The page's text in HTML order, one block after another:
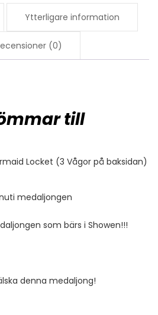
Ytterligare information
(0)
till
Locket (3 Vågor på baksidan)
medaljongen
som bärs i Showen!!!
denna medaljong!